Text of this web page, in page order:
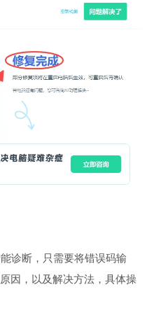
诊断，只需要将错误码输
因，以及解决方法，具体操